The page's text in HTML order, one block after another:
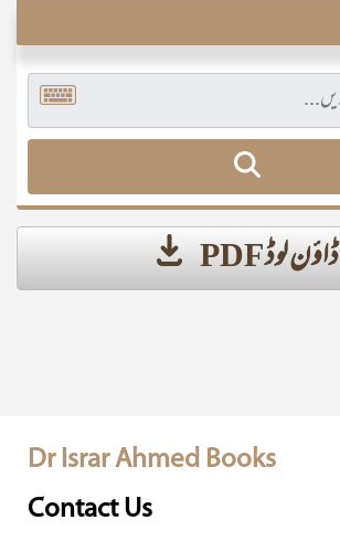
ڈاؤن لوڈ PDF
Dr Israr Ahmed Books
Contact Us